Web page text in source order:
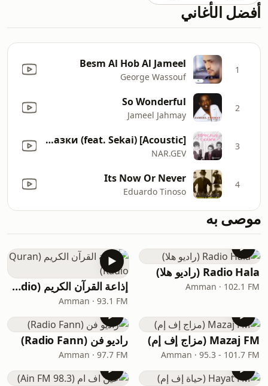
أفضل الأغاني
1
Besm Al Hob Al Jameel
George Wassouf
2
So Wonderful
Jameel Jahmay
3
Детские сказки (feat. Sekai) [Acoustic]
NAR.GEV
4
Its Now Or Never
Eduardo Tinoso
موصى به
Radio Hala (راديو هلا)
Amman · 102.1 FM إذاعة القرآن الكريم (Quran Radio)
Amman · 93.1 FM
Mazaj FM (مزاج إف إم)
Amman · 95.3 - 101.7 FM
راديو فن (Radio Fann)
Amman · 97.7 FM